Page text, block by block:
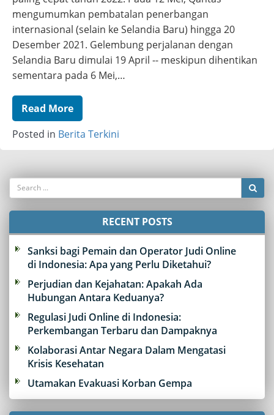
mengumumkan pembatalan penerbangan
internasional (selain ke Selandia Baru) hingga 20
Desember 2021. Gelembung perjalanan dengan
Selandia Baru dimulai 19 April -- meskipun dihentikan
sementara pada 6 Mei,…
Read More
Posted in Berita Terkini
RECENT POSTS
Sanksi bagi Pemain dan Operator Judi Online
di Indonesia: Apa yang Perlu Diketahui?
Perjudian dan Kejahatan: Apakah Ada
Hubungan Antara Keduanya?
Regulasi Judi Online di Indonesia:
Perkembangan Terbaru dan Dampaknya
Kolaborasi Antar Negara Dalam Mengatasi
Krisis Kesehatan
Utamakan Evakuasi Korban Gempa